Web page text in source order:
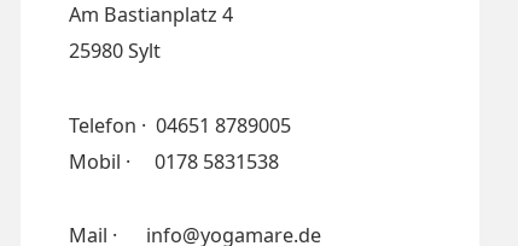
Am Bastianplatz 4
25980 Sylt
Telefon · 04651 8789005
Mobil · 0178 5831538
Mail · info@yogamare.de